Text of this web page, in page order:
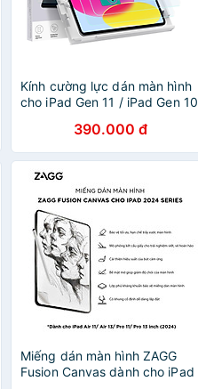
Kính cường lực dán màn hình
cho iPad Gen 11 / iPad Gen 10
Glass Screen Protector - Hàng
Chính Hãng
390.000 đ
Miếng dán màn hình ZAGG
Fusion Canvas dành cho iPad